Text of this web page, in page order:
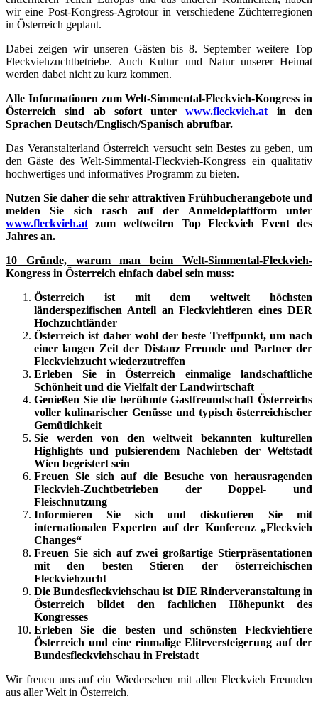
wir eine Post-Kongress-Agrotour in verschiedene Züchterregionen
in Österreich geplant.
Dabei zeigen wir unseren Gästen bis 8. September weitere Top
Fleckviehzuchtbetriebe. Auch Kultur und Natur unserer Heimat
werden dabei nicht zu kurz kommen.
Alle Informationen zum Welt-Simmental-Fleckvieh-Kongress in
Österreich sind ab sofort unterwww.fleckvieh.at
in den
Sprachen Deutsch/Englisch/Spanisch abrufbar.
Das Veranstalterland Österreich versucht sein Bestes zu geben, um
den Gäste des Welt-Simmental-Fleckvieh-Kongress ein qualitativ
hochwertiges und informatives Programm zu bieten.
Nutzen Sie daher die sehr attraktiven Frühbucherangebote und
melden Sie sich rasch auf der Anmeldeplattform unter
www.fleckvieh.at zum weltweiten Top Fleckvieh Event des
Jahres an.
10 Gründe, warum man beim Welt-Simmental-Fleckvieh-
Kongress in Österreich einfach dabei sein muss:
Österreich ist mit dem weltweit höchsten
länderspezifischen Anteil an Fleckviehtieren eines DER
Hochzuchtländer
Österreich ist daher wohl der beste Treffpunkt, um nach
einer langen Zeit der Distanz Freunde und Partner der
Fleckviehzucht wiederzutreffen
Erleben Sie in Österreich einmalige landschaftliche
Schönheit und die Vielfalt der Landwirtschaft
Genießen Sie die berühmte Gastfreundschaft Österreichs
voller kulinarischer Genüsse und typisch österreichischer
Gemütlichkeit
Sie werden von den weltweit bekannten kulturellen
Highlights und pulsierendem Nachleben der Weltstadt
Wien begeistert sein
Freuen Sie sich auf die Besuche von herausragenden
Fleckvieh-Zuchtbetrieben der Doppel- und
Fleischnutzung
Informieren Sie sich und diskutieren Sie mit
internationalen Experten auf der Konferenz „Fleckvieh
Changes“
Freuen Sie sich auf zwei großartige Stierpräsentationen
mit den besten Stieren der österreichischen
Fleckviehzucht
Die Bundesfleckviehschau ist DIE Rinderveranstaltung in
Österreich bildet den fachlichen Höhepunkt des
Kongresses
Erleben Sie die besten und schönsten Fleckviehtiere
Österreich und eine einmalige Eliteversteigerung auf der
Bundesfleckviehschau in Freistadt
Wir freuen uns auf ein Wiedersehen mit allen Fleckvieh Freunden
aus aller Welt in Österreich.